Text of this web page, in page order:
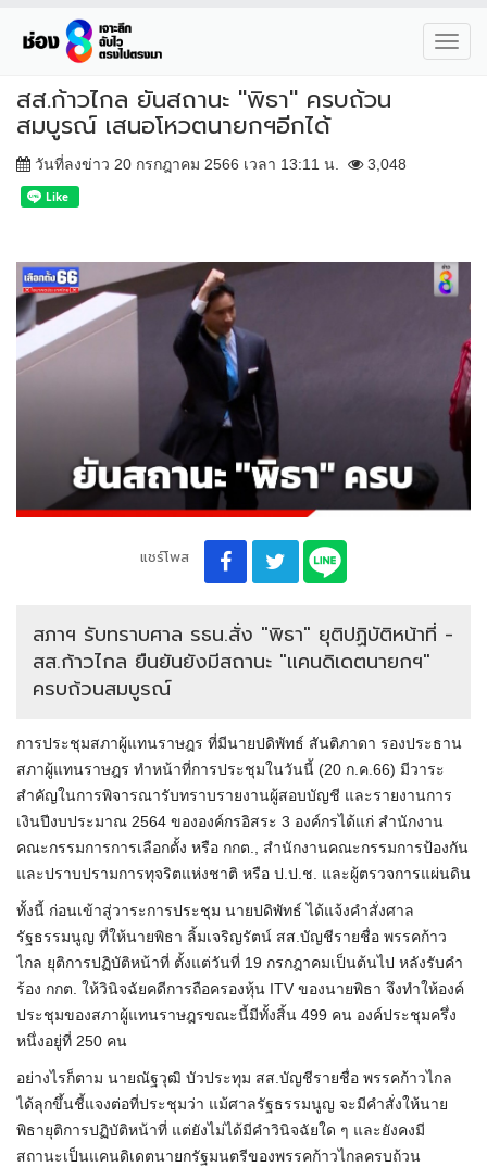
สส.ก้าวไกล ยันสถานะ "พิธา" ครบถ้วน
สมบูรณ์ เสนอโหวตนายกฯอีกได้
วันที่ลงข่าว 20 กรกฎาคม 2566 เวลา 13:11 น. 3,048
แชร์โพส
สภาฯ รับทราบศาล รธน.สั่ง "พิธา" ยุติปฏิบัติหน้าที่ -
สส.ก้าวไกล ยืนยันยังมีสถานะ "แคนดิเดตนายกฯ"
ครบถ้วนสมบูรณ์
การประชุมสภาผู้แทนราษฎร ที่มีนายปดิพัทธ์ สันติภาดา รองประธาน
สภาผู้แทนราษฎร ทำหน้าที่การประชุมในวันนี้ (20 ก.ค.66) มีวาระ
สำคัญในการพิจารณารับทราบรายงานผู้สอบบัญชี และรายงานการ
เงินปีงบประมาณ 2564 ขององค์กรอิสระ 3 องค์กรได้แก่ สำนักงาน
คณะกรรมการการเลือกตั้ง หรือ กกต., สำนักงานคณะกรรมการป้องกัน
และปราบปรามการทุจริตแห่งชาติ หรือ ป.ป.ช. และผู้ตรวจการแผ่นดิน
ทั้งนี้ ก่อนเข้าสู่วาระการประชุม นายปดิพัทธ์ ได้แจ้งคำสั่งศาล
รัฐธรรมนูญ ที่ให้นายพิธา ลิ้มเจริญรัตน์ สส.บัญชีรายชื่อ พรรคก้าว
ไกล ยุติการปฏิบัติหน้าที่ ตั้งแต่วันที่ 19 กรกฎาคมเป็นต้นไป หลังรับคำ
ร้อง กกต. ให้วินิจฉัยคดีการถือครองหุ้น ITV ของนายพิธา จึงทำให้องค์
ประชุมของสภาผู้แทนราษฎรขณะนี้มีทั้งสิ้น 499 คน องค์ประชุมครึ่ง
หนึ่งอยู่ที่ 250 คน
อย่างไรก็ตาม นายณัฐวุฒิ บัวประทุม สส.บัญชีรายชื่อ พรรคก้าวไกล
ได้ลุกขึ้นชี้แจงต่อที่ประชุมว่า แม้ศาลรัฐธรรมนูญ จะมีคำสั่งให้นาย
พิธายุติการปฏิบัติหน้าที่ แต่ยังไม่ได้มีคำวินิจฉัยใด ๆ และยังคงมี
สถานะเป็นแคนดิเดตนายกรัฐมนตรีของพรรคก้าวไกลครบถ้วน